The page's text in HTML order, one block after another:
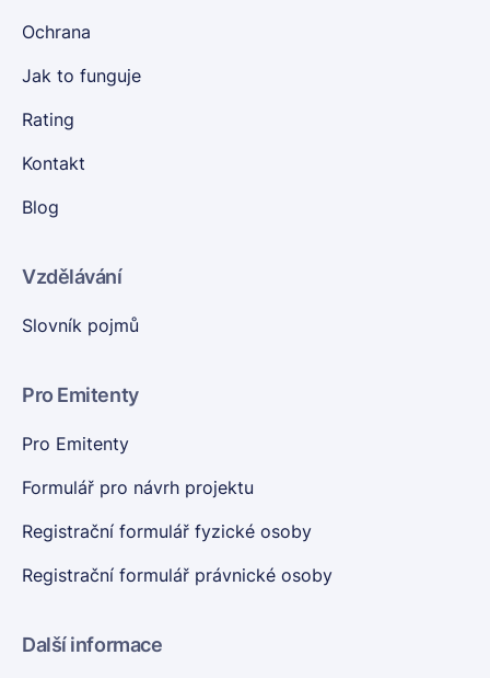
Ochrana
Jak to funguje
Rating
Kontakt
Blog
Vzdělávání
Slovník pojmů
Pro Emitenty
Pro Emitenty
Formulář pro návrh projektu
Registrační formulář fyzické osoby
Registrační formulář právnické osoby
Další informace